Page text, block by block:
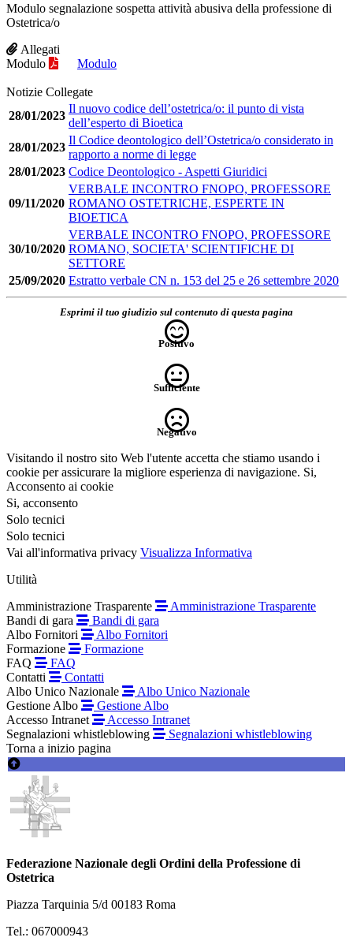
Modulo segnalazione sospetta attività abusiva della professione di
Ostetrica/o
Allegati
Modulo
Modulo
Notizie Collegate
28/01/2023
Il nuovo codice dell’ostetrica/o: il punto di vista
dell’esperto di Bioetica
28/01/2023
Il Codice deontologico dell’Ostetrica/o considerato in
rapporto a norme di legge
28/01/2023 Codice Deontologico - Aspetti Giuridici
09/11/2020
VERBALE INCONTRO FNOPO, PROFESSORE
ROMANO OSTETRICHE, ESPERTE IN
BIOETICA
30/10/2020
VERBALE INCONTRO FNOPO, PROFESSORE
ROMANO, SOCIETA' SCIENTIFICHE DI
SETTORE
25/09/2020 Estratto verbale CN n. 153 del 25 e 26 settembre 2020
Esprimi il tuo giudizio sul contenuto di questa pagina
Positivo
Sufficiente
Negativo
Visitando il nostro sito Web l'utente accetta che stiamo usando i
cookie per assicurare la migliore esperienza di navigazione. Si,
Acconsento ai cookie
Si, acconsento
Solo tecnici
Solo tecnici
Vai all'informativa privacy Visualizza Informativa
Utilità
Amministrazione Trasparente
Amministrazione Trasparente
Bandi di gara
Bandi di gara
Albo Fornitori
Albo Fornitori
Formazione
Formazione
FAQ
FAQ
Contatti
Contatti
Albo Unico Nazionale
Albo Unico Nazionale
Gestione Albo
Gestione Albo
Accesso Intranet
Accesso Intranet
Segnalazioni whistleblowing
Segnalazioni whistleblowing
Torna a inizio pagina
Federazione Nazionale degli Ordini della Professione di
Ostetrica
Piazza Tarquinia 5/d 00183 Roma
Tel.: 067000943